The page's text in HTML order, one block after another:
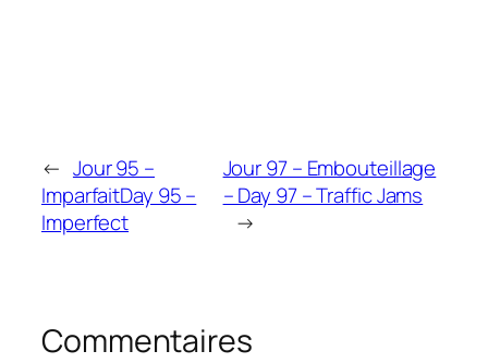
← Jour 95 –
ImparfaitDay 95 –
Imperfect
Jour 97 – Embouteillage
– Day 97 – Traffic Jams
→
Commentaires